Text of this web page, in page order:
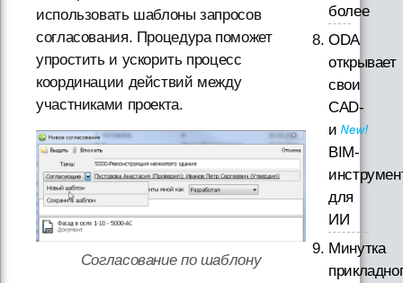
использовать шаблоны запросов
согласования. Процедура поможет
упростить и ускорить процесс
координации действий между
участниками проекта.
Согласование по шаблону
более
ODA
открывает
свои
CAD-
и
BIM-
для
ИИ
Минутка